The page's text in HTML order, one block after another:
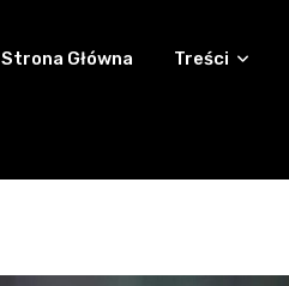
Strona Główna Treści